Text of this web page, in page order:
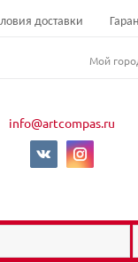
доставки
Мой
info@artcompas.ru